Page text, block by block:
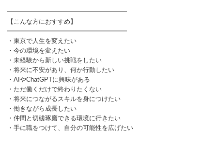
━━━━━━━━━━━━━━━━━━━
【こんな方におすすめ】
━━━━━━━━━━━━━━━━━━━
・東京で人生を変えたい
・今の環境を変えたい
・未経験から新しい挑戦をしたい
・将来に不安があり、何か行動したい
・AIやChatGPTに興味がある
・ただ働くだけで終わりたくない
・将来につながるスキルを身につけたい
・働きながら成長したい
・仲間と切磋琢磨できる環境に行きたい
・手に職をつけて、自分の可能性を広げたい